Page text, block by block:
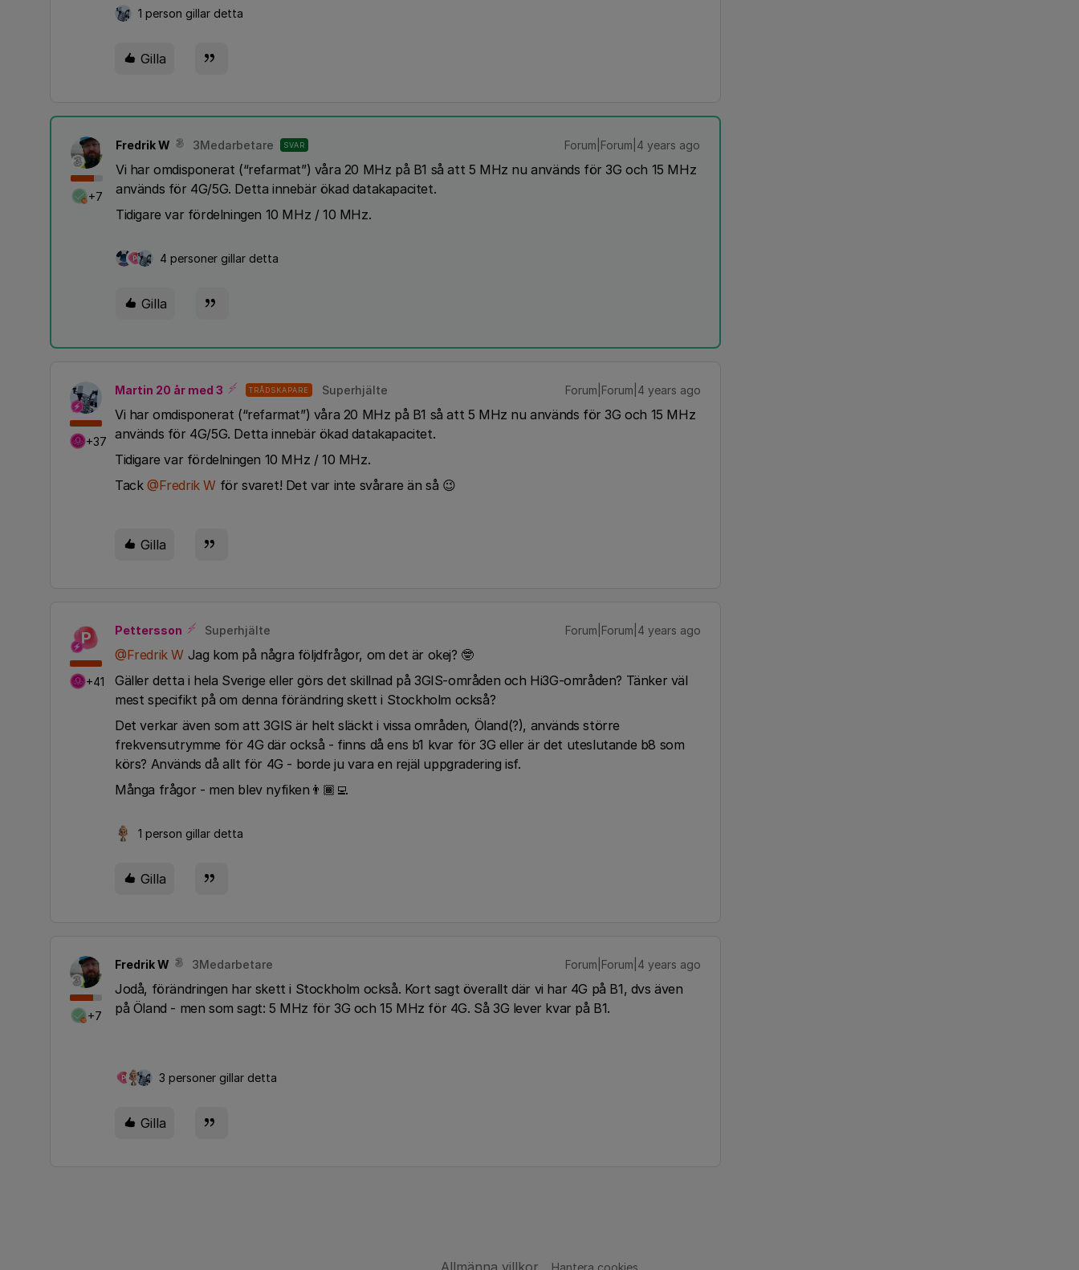
1 person gillar detta
Gilla
+7
Fredrik W 3Medarbetare SVAR Forum|Forum|4 years ago
Vi har omdisponerat (“refarmat”) våra 20 MHz på B1 så att 5 MHz nu används för 3G och 15 MHz
används för 4G/5G. Detta innebär ökad datakapacitet.
Tidigare var fördelningen 10 MHz / 10 MHz.
P 4 personer gillar detta
Gilla
+37
Martin 20 år med 3 TRÅDSKAPARE Superhjälte Forum|Forum|4 years ago
Vi har omdisponerat (“refarmat”) våra 20 MHz på B1 så att 5 MHz nu används för 3G och 15 MHz
används för 4G/5G. Detta innebär ökad datakapacitet.
Tidigare var fördelningen 10 MHz / 10 MHz.
Tack @Fredrik W för svaret! Det var inte svårare än så 😉
Gilla
P
+41
Pettersson Superhjälte Forum|Forum|4 years ago
@Fredrik W Jag kom på några följdfrågor, om det är okej? 🤓
Gäller detta i hela Sverige eller görs det skillnad på 3GIS-områden och Hi3G-områden? Tänker väl
mest specifikt på om denna förändring skett i Stockholm också?
Det verkar även som att 3GIS är helt släckt i vissa områden, Öland(?), används större
frekvensutrymme för 4G där också - finns då ens b1 kvar för 3G eller är det uteslutande b8 som
körs? Används då allt för 4G - borde ju vara en rejäl uppgradering isf.
Många frågor - men blev nyfiken👨🏾‍💻
1 person gillar detta
Gilla
+7
Fredrik W 3Medarbetare Forum|Forum|4 years ago
Jodå, förändringen har skett i Stockholm också. Kort sagt överallt där vi har 4G på B1, dvs även
på Öland - men som sagt: 5 MHz för 3G och 15 MHz för 4G. Så 3G lever kvar på B1.
P 3 personer gillar detta
Gilla
Allmänna villkor Hantera cookies